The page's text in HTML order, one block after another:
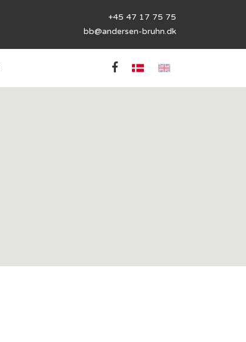
+45 47 17 75 75
bb@andersen-bruhn.dk